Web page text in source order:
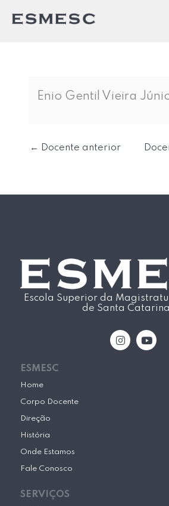
para
Enio Gentil Vieira
← Docente anterior
Escola Superior da
de Santa Catarina
I
n
Y
o
ESMESC
Home
Corpo Docente
Direção
História
Onde Estamos
Fale Conosco
SERVIÇOS